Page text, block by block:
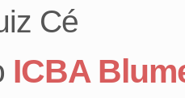
Cé
ICBA